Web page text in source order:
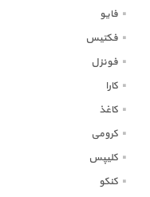
فایو
فکتیس
فونزل
کارا
کاغذ
کرومی
کلیپس
کنکو